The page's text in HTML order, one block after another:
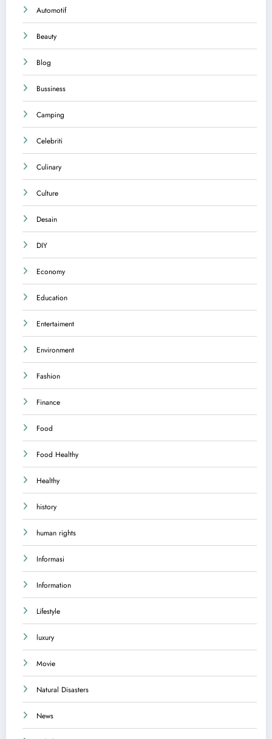
Automotif
Beauty
Blog
Bussiness
Camping
Celebriti
Culinary
Culture
Desain
DIY
Economy
Education
Entertaiment
Environment
Fashion
Finance
Food
Food Healthy
Healthy
history
human rights
Informasi
Information
Lifestyle
luxury
Movie
Natural Disasters
News